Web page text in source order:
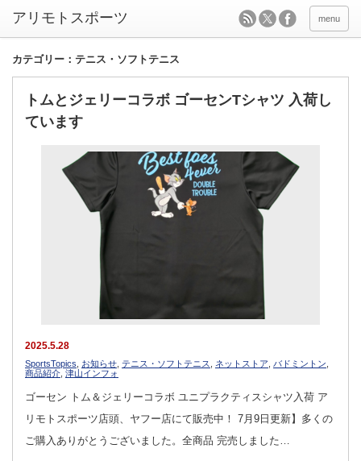
menu
カテゴリー：テニス・ソフトテニス
トムとジェリーコラボ ゴーセンTシャツ 入荷し
ています
2025.5.28
SportsTopics, お知らせ, テニス・ソフトテニス, ネットストア, バドミントン,
商品紹介, 津山インフォ
ゴーセン トム＆ジェリーコラボ ユニプラクティスシャツ入荷 ア
リモトスポーツ店頭、ヤフー店にて販売中！ 7月9日更新】多くの
ご購入ありがとうございました。全商品 完売しました…